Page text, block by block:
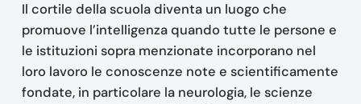
Il cortile della scuola diventa un luogo che
promuove l’intelligenza quando tutte le persone e
le istituzioni sopra menzionate incorporano nel
loro lavoro le conoscenze note e scientificamente
fondate, in particolare la neurologia, le scienze